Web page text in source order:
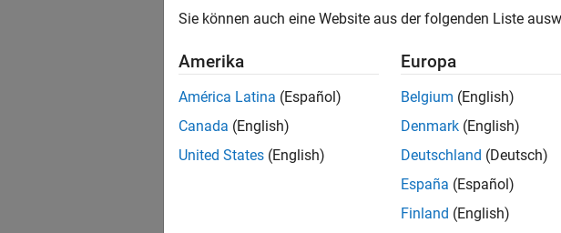
Sie können auch eine Website aus der folgenden Liste
Amerika
América Latina (Español)
Canada (English)
United States (English)
Europa
Belgium (English)
Denmark (English)
Deutschland (Deutsch)
España (Español)
Finland (English)